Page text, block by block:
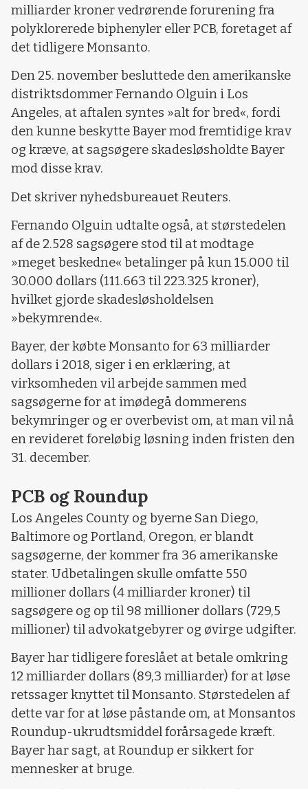
milliarder kroner vedrørende forurening fra
polyklorerede biphenyler eller PCB, foretaget af
det tidligere Monsanto.
Den 25. november besluttede den amerikanske
distriktsdommer Fernando Olguin i Los
Angeles, at aftalen syntes »alt for bred«, fordi
den kunne beskytte Bayer mod fremtidige krav
og kræve, at sagsøgere skadesløsholdte Bayer
mod disse krav.
Det skriver nyhedsbureauet Reuters.
Fernando Olguin udtalte også, at størstedelen
af de 2.528 sagsøgere stod til at modtage
»meget beskedne« betalinger på kun 15.000 til
30.000 dollars (111.663 til 223.325 kroner),
hvilket gjorde skadesløsholdelsen
»bekymrende«.
Bayer, der købte Monsanto for 63 milliarder
dollars i 2018, siger i en erklæring, at
virksomheden vil arbejde sammen med
sagsøgerne for at imødegå dommerens
bekymringer og er overbevist om, at man vil nå
en revideret foreløbig løsning inden fristen den
31. december.
PCB og Roundup
Los Angeles County og byerne San Diego,
Baltimore og Portland, Oregon, er blandt
sagsøgerne, der kommer fra 36 amerikanske
stater. Udbetalingen skulle omfatte 550
millioner dollars (4 milliarder kroner) til
sagsøgere og op til 98 millioner dollars (729,5
millioner) til advokatgebyrer og øvirge udgifter.
Bayer har tidligere foreslået at betale omkring
12 milliarder dollars (89,3 milliarder) for at løse
retssager knyttet til Monsanto. Størstedelen af
dette var for at løse påstande om, at Monsantos
Roundup-ukrudtsmiddel forårsagede kræft.
Bayer har sagt, at Roundup er sikkert for
mennesker at bruge.